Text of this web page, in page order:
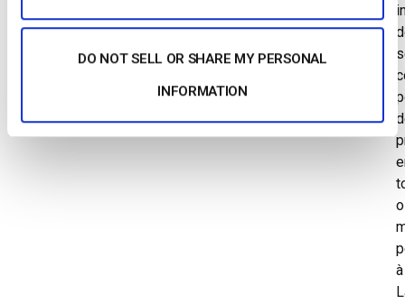
DO NOT SELL OR SHARE MY PERSONAL
INFORMATION
o
à